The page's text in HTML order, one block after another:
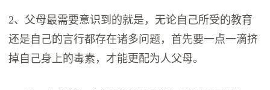
2、父母最需要意识到的就是，无论自己所受的教育
还是自己的言行都存在诸多问题，首先要一点一滴挤
掉自己身上的毒素，才能更配为人父母。